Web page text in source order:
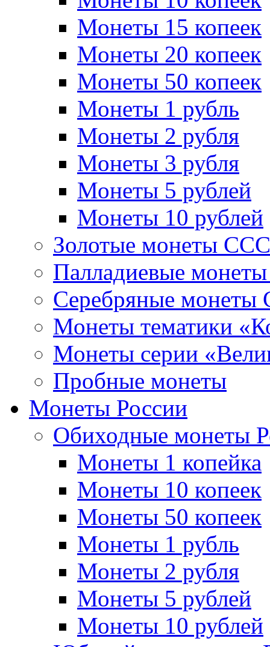
Монеты 15 копеек
Монеты 20 копеек
Монеты 50 копеек
Монеты 1 рубль
Монеты 2 рубля
Монеты 3 рубля
Монеты 5 рублей
Монеты 10 рублей
Золотые монеты
Палладиевые
Серебряные монеты
Монеты тематики
Монеты серии
Пробные монеты
Монеты России
Обиходные монеты
Монеты 1 копейка
Монеты 10 копеек
Монеты 50 копеек
Монеты 1 рубль
Монеты 2 рубля
Монеты 5 рублей
Монеты 10 рублей